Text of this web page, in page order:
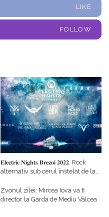
LIKE
FOLLOW
𝐄𝐥𝐞𝐜𝐭𝐫𝐢𝐜 𝐍𝐢𝐠𝐡𝐭𝐬 𝐁𝐫𝐞𝐳𝐨𝐢 𝟐𝟎𝟐𝟐. Rock
alternativ sub cerul înstelat de la
Zvonul zilei: Mircea Iova va fi
director la Garda de Mediu Vâlcea